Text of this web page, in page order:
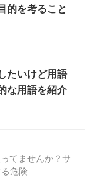
的を考ること
たいけど用語
な用語を紹介
てませんか？サ
危険